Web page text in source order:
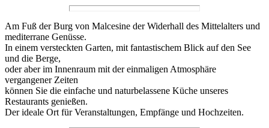
Am Fuß der Burg von Malcesine der Widerhall des Mittelalters und
mediterrane Genüsse.
In einem versteckten Garten, mit fantastischem Blick auf den See
und die Berge,
oder aber im Innenraum mit der einmaligen Atmosphäre
vergangener Zeiten
können Sie die einfache und naturbelassene Küche unseres
Restaurants genießen.
Der ideale Ort für Veranstaltungen, Empfänge und Hochzeiten.